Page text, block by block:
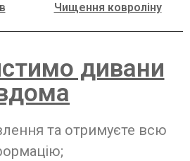
Чищення ковроліну
дивани
та отримуєте всю